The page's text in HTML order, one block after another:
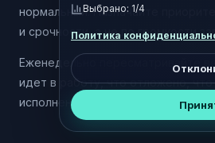
Выбрано: 1/4
Политика
нормальный. Назначайте
и срочности, а не по громкости
Еженедельно пересматривайте
идет в работу, что отложено, что
исполнения.